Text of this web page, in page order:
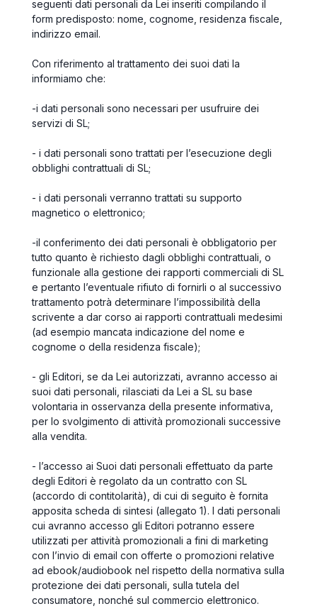
seguenti dati personali da Lei inseriti compilando il
form predisposto: nome, cognome, residenza fiscale,
indirizzo email.
Con riferimento al trattamento dei suoi dati la
informiamo che:
-i dati personali sono necessari per usufruire dei
servizi di SL;
- i dati personali sono trattati per l’esecuzione degli
obblighi contrattuali di SL;
- i dati personali verranno trattati su supporto
magnetico o elettronico;
-il conferimento dei dati personali è obbligatorio per
tutto quanto è richiesto dagli obblighi contrattuali, o
funzionale alla gestione dei rapporti commerciali di SL
e pertanto l’eventuale rifiuto di fornirli o al successivo
trattamento potrà determinare l’impossibilità della
scrivente a dar corso ai rapporti contrattuali medesimi
(ad esempio mancata indicazione del nome e
cognome o della residenza fiscale);
- gli Editori, se da Lei autorizzati, avranno accesso ai
suoi dati personali, rilasciati da Lei a SL su base
volontaria in osservanza della presente informativa,
per lo svolgimento di attività promozionali successive
alla vendita.
- l’accesso ai Suoi dati personali effettuato da parte
degli Editori è regolato da un contratto con SL
(accordo di contitolarità), di cui di seguito è fornita
apposita scheda di sintesi (allegato 1). I dati personali
cui avranno accesso gli Editori potranno essere
utilizzati per attività promozionali a fini di marketing
con l’invio di email con offerte o promozioni relative
ad ebook/audiobook nel rispetto della normativa sulla
protezione dei dati personali, sulla tutela del
consumatore, nonché sul commercio elettronico.